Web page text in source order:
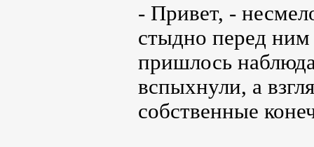
- Привет, -
стыдно перед
пришлось
вспыхнули, а
собственные